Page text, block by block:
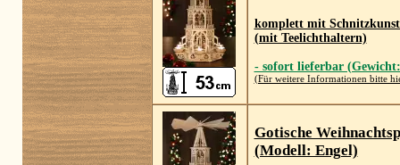
komplett mit
(mit Teelichthaltern)
- sofort lieferbar
(Für weitere Informationen bitte
Gotische
(Modell: Engel)